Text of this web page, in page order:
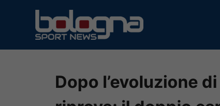
contenuto
Dopo l’evoluzione